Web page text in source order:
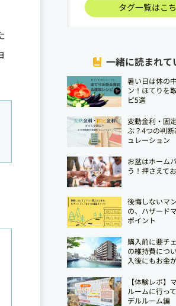
タグ一覧はこ
一緒に読まれて
暑い日は体の
ン！ほてりを
ピ5選
変動金利・固
ぶ？4つの判
ュレーション
お盆はホーム
う！押さえて
後悔しないマ
の、ハザード
ポイント
購入前に要チ
の維持費につ
入後にもお金
【体験レポ】
ルームに行っ
デルルーム編